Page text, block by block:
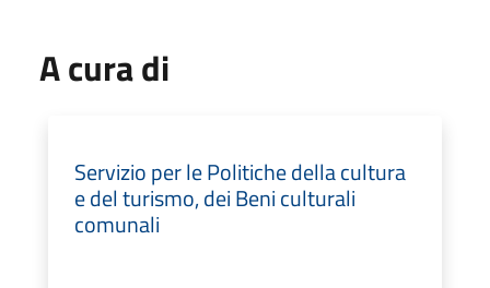
A cura di
Servizio per le Politiche della cultura
e del turismo, dei Beni culturali
comunali